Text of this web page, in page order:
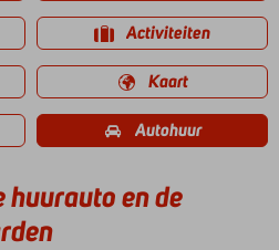
Activiteiten
Kaart
Autohuur
en de